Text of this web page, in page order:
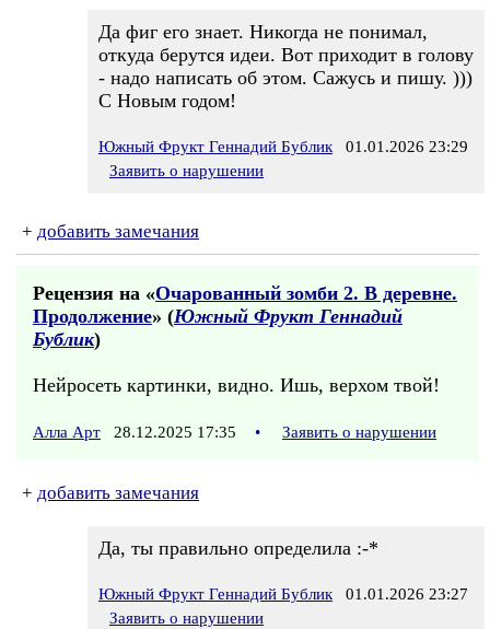
Да фиг его знает. Никогда не понимал,
откуда берутся идеи. Вот приходит в голову
- надо написать об этом. Сажусь и пишу. )))
С Новым годом!
Южный Фрукт Геннадий Бублик 01.01.2026 23:29
Заявить о нарушении
+ добавить замечания
Рецензия на «Очарованный зомби 2. В деревне.
Продолжение» (Южный Фрукт Геннадий
Бублик)
Нейросеть картинки, видно. Ишь, верхом твой!
Алла Арт 28.12.2025 17:35 • Заявить о нарушении
+ добавить замечания
Да, ты правильно определила :-*
Южный Фрукт Геннадий Бублик 01.01.2026 23:27
Заявить о нарушении